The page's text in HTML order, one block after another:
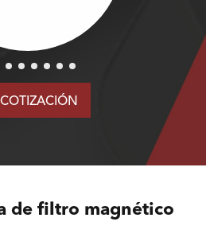
de filtro magnético